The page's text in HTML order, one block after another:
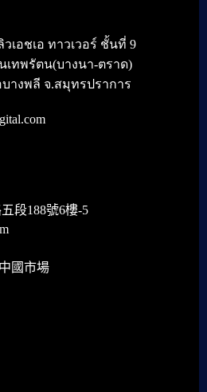
วเอชเอ ทาวเวอร์ ชั้นที่ 9
เทพรัตน(บางนา-ตราด)
างพลี จ.สมุทรปราการ
段188號6樓-5
國市場